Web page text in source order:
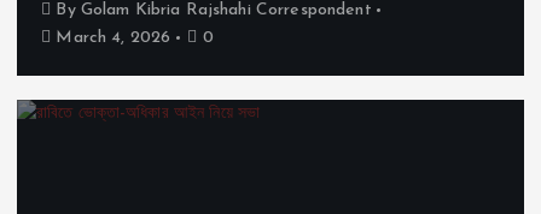
By Golam Kibria Rajshahi Correspondent
March 4, 2026
0